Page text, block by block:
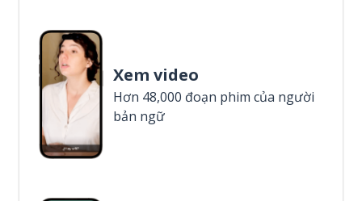
Xem video
Hơn 48,000 đoạn phim của người
bản ngữ